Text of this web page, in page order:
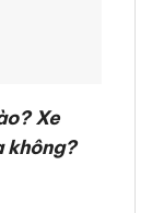
Xe
không?